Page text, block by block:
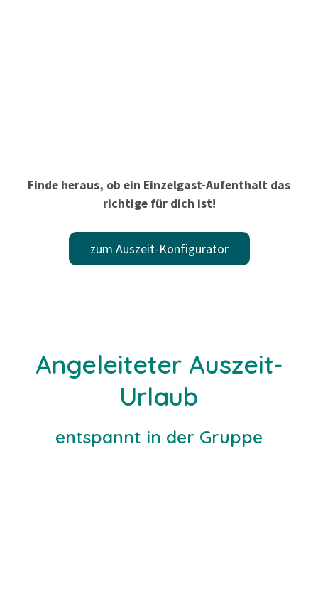
Finde heraus, ob ein Einzelgast-Aufenthalt das
richtige für dich ist!
zum Auszeit-Konfigurator
Angeleiteter Auszeit-
Urlaub
entspannt in der Gruppe